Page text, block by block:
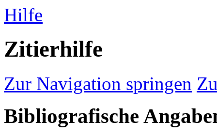
Hilfe
Zitierhilfe
Zur Navigation springen
Bibliografische